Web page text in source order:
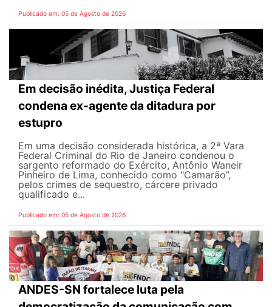
Publicado em: 05 de Agosto de 2026
Em decisão inédita, Justiça Federal
condena ex-agente da ditadura por
estupro
Em uma decisão considerada histórica, a 2ª Vara
Federal Criminal do Rio de Janeiro condenou o
sargento reformado do Exército, Antônio Waneir
Pinheiro de Lima, conhecido como "Camarão”,
pelos crimes de sequestro, cárcere privado
qualificado e...
Publicado em: 05 de Agosto de 2026
ANDES-SN fortalece luta pela